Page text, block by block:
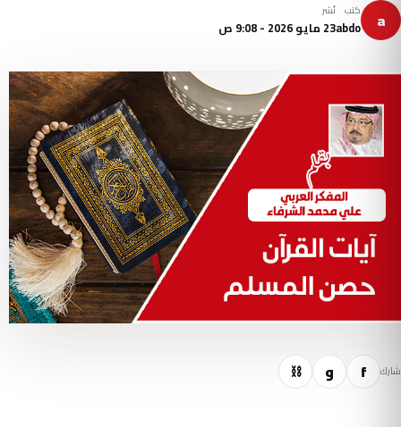
a كتب
abdo
نُشر
23 مايو 2026 - 9:08 ص
شارك f و ⛓